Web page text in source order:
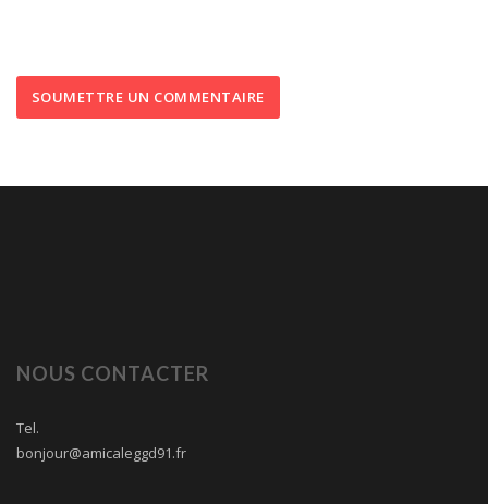
NOUS CONTACTER
Tel.
bonjour@amicaleggd91.fr